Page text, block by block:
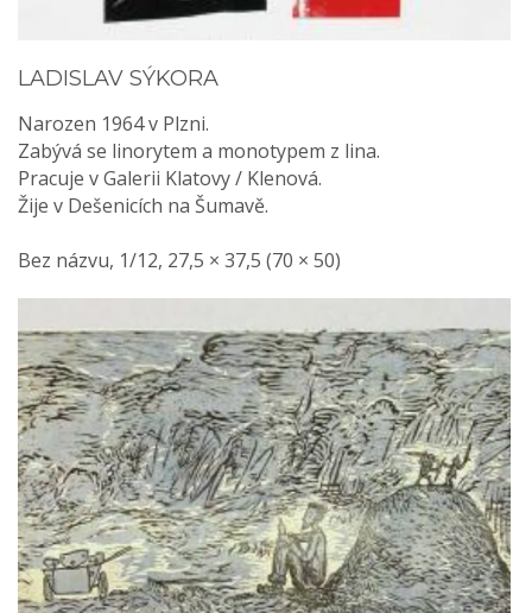
LADISLAV SÝKORA
Narozen 1964 v Plzni.
Zabývá se linorytem a monotypem z lina.
Pracuje v Galerii Klatovy / Klenová.
Žije v Dešenicích na Šumavě.
Bez názvu, 1/12, 27,5 × 37,5 (70 × 50)